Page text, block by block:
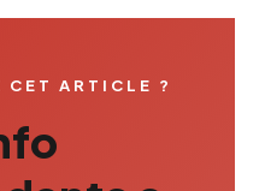
CET ARTICLE ?